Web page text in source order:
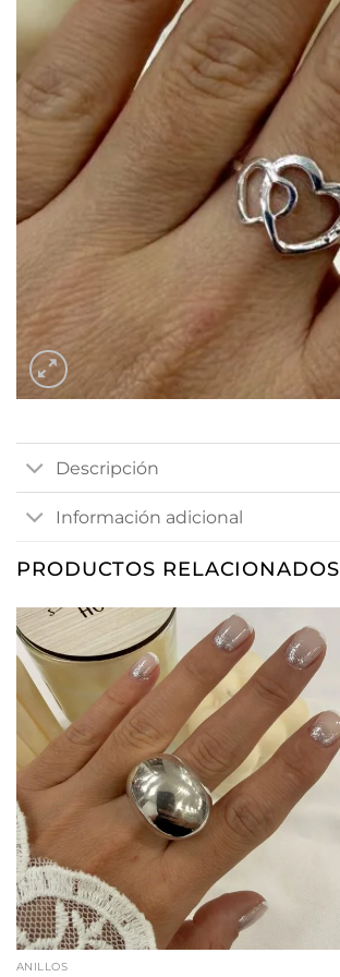
Descripción
Información adicional
PRODUCTOS RELACIONADOS
ANILLOS